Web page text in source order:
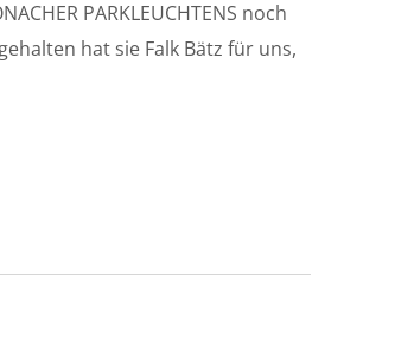
PARKLEUCHTENS noch
hat sie Falk Bätz für uns,